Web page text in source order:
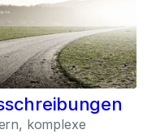
komplexe